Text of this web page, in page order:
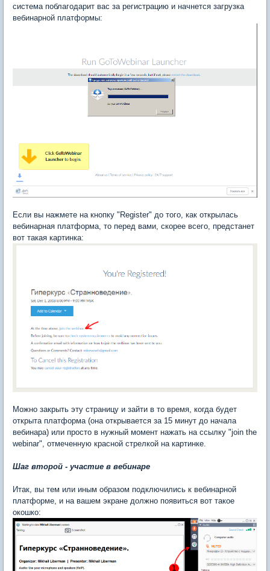
система поблагодарит вас за регистрацию и начнется загрузка
вебинарной платформы:
Если вы нажмете на кнопку "Register" до того, как открылась
вебинарная платформа, то перед вами, скорее всего, предстанет
вот такая картинка:
Можно закрыть эту страницу и зайти в то время, когда будет
открыта платформа (она открывается за 15 минут до начала
вебинара) или просто в нужный момент нажать на ссылку "join the
webinar", отмеченную красной стрелкой на картинке.
Шаг второй - участие в вебинаре
Итак, вы тем или иным образом подключились к вебинарной
платформе, и на вашем экране должно появиться вот такое
окошко: